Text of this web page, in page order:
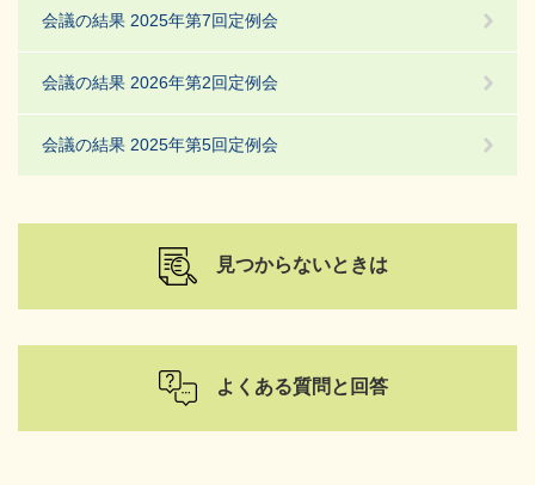
会議の結果 2025年第7回定例会
会議の結果 2026年第2回定例会
会議の結果 2025年第5回定例会
見つからないときは
よくある質問と回答